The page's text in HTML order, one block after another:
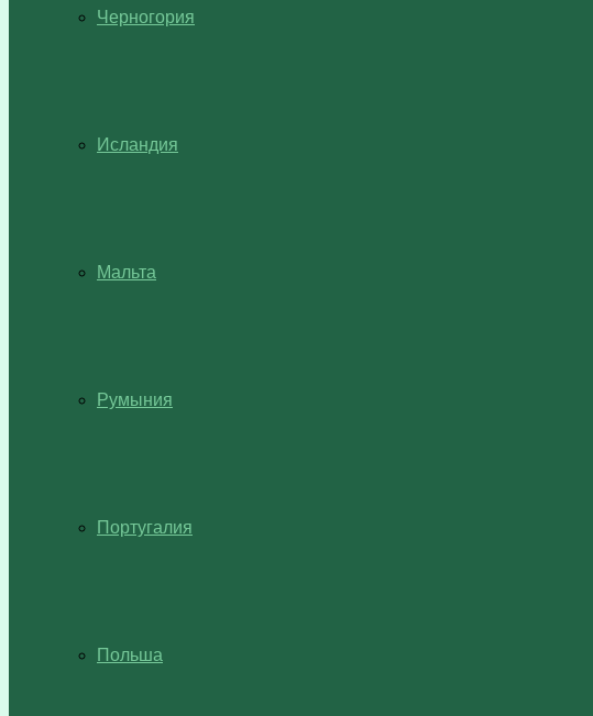
Черногория
Исландия
Мальта
Румыния
Португалия
Польша